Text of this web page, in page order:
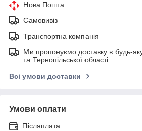
Нова Пошта
Самовивіз
Транспортна компанія
Ми пропонуємо доставку в будь-
та Тернопільської області
Всі умови доставки
Умови оплати
Післяплата